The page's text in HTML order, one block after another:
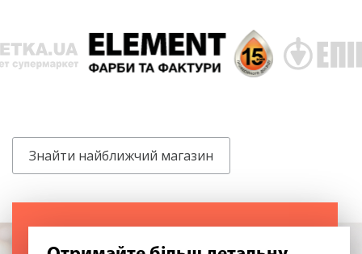
Знайти найближчий магазин